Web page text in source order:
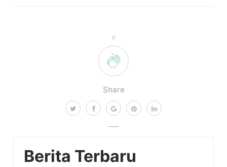
0
Share
Berita Terbaru